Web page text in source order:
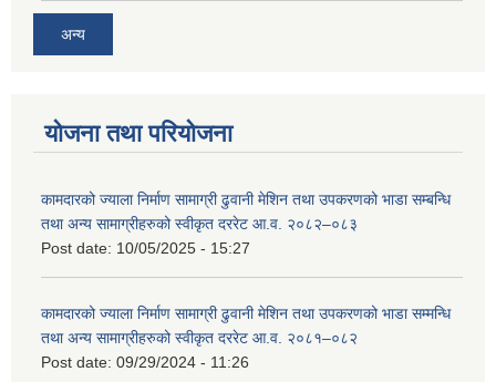
अन्य
योजना तथा परियोजना
कामदारको ज्याला निर्माण सामाग्री ढुवानी मेशिन तथा उपकरणको भाडा सम्बन्धि
तथा अन्य सामाग्रीहरुको स्वीकृत दररेट आ.व. २०८२–०८३
Post date: 10/05/2025 - 15:27
कामदारको ज्याला निर्माण सामाग्री ढुवानी मेशिन तथा उपकरणको भाडा सम्मन्धि
तथा अन्य सामाग्रीहरुको स्वीकृत दररेट आ.व. २०८१–०८२
Post date: 09/29/2024 - 11:26